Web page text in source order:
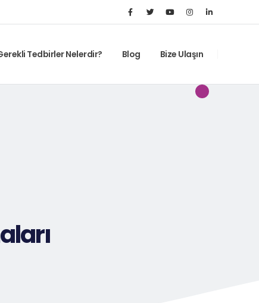
Tedbirler Nelerdir? Blog Bize Ulaşın